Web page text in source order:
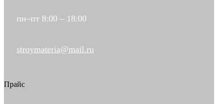
пн–пт 8:00 – 18:00
stroymateria@mail.ru
Прайс